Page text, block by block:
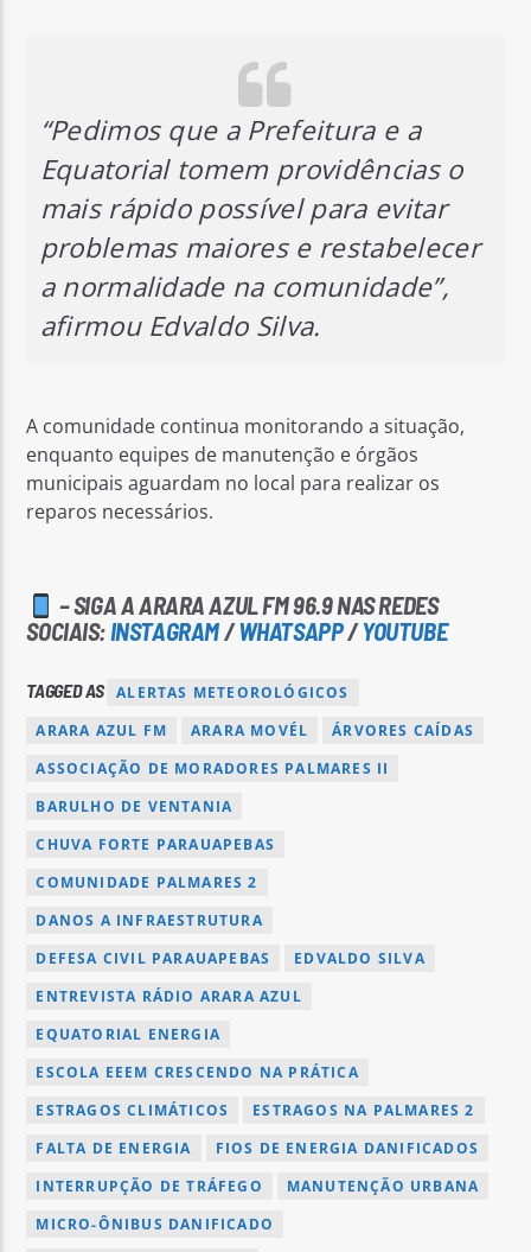
“Pedimos que a Prefeitura e a
Equatorial tomem providências o
mais rápido possível para evitar
problemas maiores e restabelecer
a normalidade na comunidade”,
afirmou Edvaldo Silva.
A comunidade continua monitorando a situação,
enquanto equipes de manutenção e órgãos
municipais aguardam no local para realizar os
reparos necessários.
– SIGA A ARARA AZUL FM 96.9 NAS REDES
SOCIAIS: INSTAGRAM/WHATSAPP/YOUTUBE
TAGGED AS ALERTAS METEOROLÓGICOS
ARARA AZUL FM
ARARA MOVÉL
ÁRVORES CAÍDAS
ASSOCIAÇÃO DE MORADORES PALMARES II
BARULHO DE VENTANIA
CHUVA FORTE PARAUAPEBAS
COMUNIDADE PALMARES 2
DANOS A INFRAESTRUTURA
DEFESA CIVIL PARAUAPEBAS
EDVALDO SILVA
ENTREVISTA RÁDIO ARARA AZUL
EQUATORIAL ENERGIA
ESCOLA EEEM CRESCENDO NA PRÁTICA
ESTRAGOS CLIMÁTICOS
ESTRAGOS NA PALMARES 2
FALTA DE ENERGIA
FIOS DE ENERGIA DANIFICADOS
INTERRUPÇÃO DE TRÁFEGO
MANUTENÇÃO URBANA
MICRO-ÔNIBUS DANIFICADO